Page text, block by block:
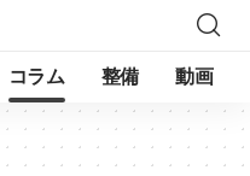
コラム 整備 動画